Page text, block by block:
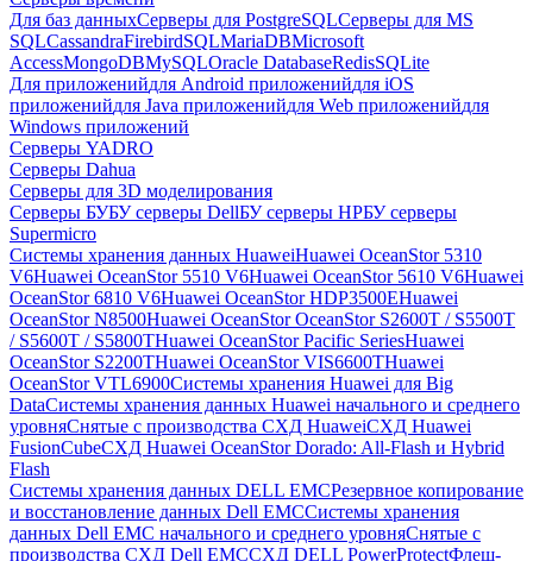
Для баз данныхСерверы для PostgreSQLСерверы для MS
SQLCassandraFirebirdSQLMariaDBMicrosoft
AccessMongoDBMySQLOracle DatabaseRedisSQLite
Для приложенийдля Android приложенийдля iOS
приложенийдля Java приложенийдля Web приложенийдля
Windows приложений
Серверы YADRO
Серверы Dahua
Серверы для 3D моделирования
Серверы БУБУ серверы DellБУ серверы HPБУ серверы
Supermicro
Системы хранения данных HuaweiHuawei OceanStor 5310
V6Huawei OceanStor 5510 V6Huawei OceanStor 5610 V6Huawei
OceanStor 6810 V6Huawei OceanStor HDP3500EHuawei
OceanStor N8500Huawei OceanStor OceanStor S2600T / S5500T
/ S5600T / S5800THuawei OceanStor Pacific SeriesHuawei
OceanStor S2200THuawei OceanStor VIS6600THuawei
OceanStor VTL6900Системы хранения Huawei для Big
DataСистемы хранения данных Huawei начального и среднего
уровняСнятые с производства СХД HuaweiСХД Huawei
FusionCubeСХД Huawei OceanStor Dorado: All-Flash и Hybrid
Flash
Системы хранения данных DELL EMCРезервное копирование
и восстановление данных Dell EMCСистемы хранения
данных Dell EMC начального и среднего уровняСнятые с
производства СХД Dell EMCСХД DELL PowerProtectФлеш-